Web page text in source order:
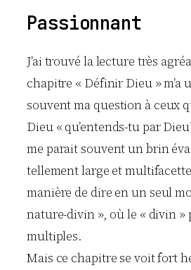
Passionnant
J’ai trouvé la lecture très
chapitre « Définir Dieu » m’a
souvent ma question à ceux
Dieu « qu’entends-tu par
me parait souvent un brin
tellement large et
manière de dire en un seul
nature-divin », où le « divin »
multiples.
Mais ce chapitre se voit fort